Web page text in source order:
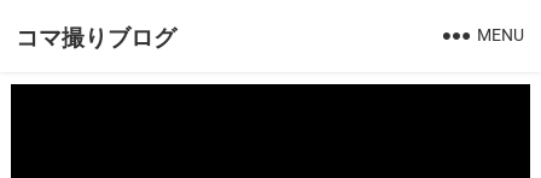
コマ撮りブログ MENU